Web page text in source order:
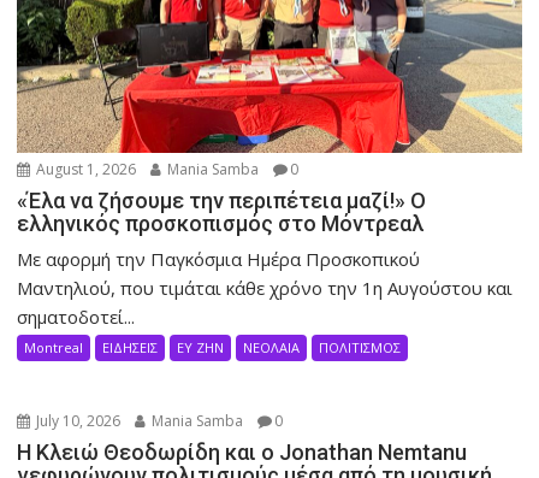
August 1, 2026 Mania Samba 0
«Έλα να ζήσουμε την περιπέτεια μαζί!» Ο
ελληνικός προσκοπισμός στο Μόντρεαλ
Με αφορμή την Παγκόσμια Ημέρα Προσκοπικού
Μαντηλιού, που τιμάται κάθε χρόνο την 1η Αυγούστου και
σηματοδοτεί...
Montreal ΕΙΔΗΣΕΙΣ ΕΥ ΖΗΝ ΝΕΟΛΑΙΑ ΠΟΛΙΤΙΣΜΟΣ
July 10, 2026 Mania Samba 0
Η Κλειώ Θεοδωρίδη και ο Jonathan Nemtanu